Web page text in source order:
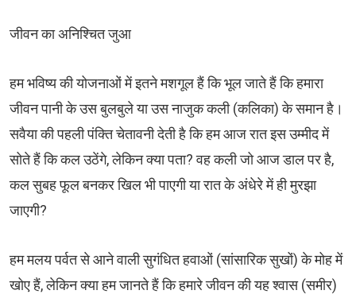
​जीवन का अनिश्चित जुआ
हम भविष्य की योजनाओं में इतने मशगूल हैं कि भूल जाते हैं कि हमारा
जीवन पानी के उस बुलबुले या उस नाजुक कली (कलिका) के समान है।
सवैया की पहली पंक्ति चेतावनी देती है कि हम आज रात इस उम्मीद में
सोते हैं कि कल उठेंगे, लेकिन क्या पता? वह कली जो आज डाल पर है,
कल सुबह फूल बनकर खिल भी पाएगी या रात के अंधेरे में ही मुरझा
जाएगी?
​हम मलय पर्वत से आने वाली सुगंधित हवाओं (सांसारिक सुखों) के मोह में
खोए हैं, लेकिन क्या हम जानते हैं कि हमारे जीवन की यह श्वास (समीर)